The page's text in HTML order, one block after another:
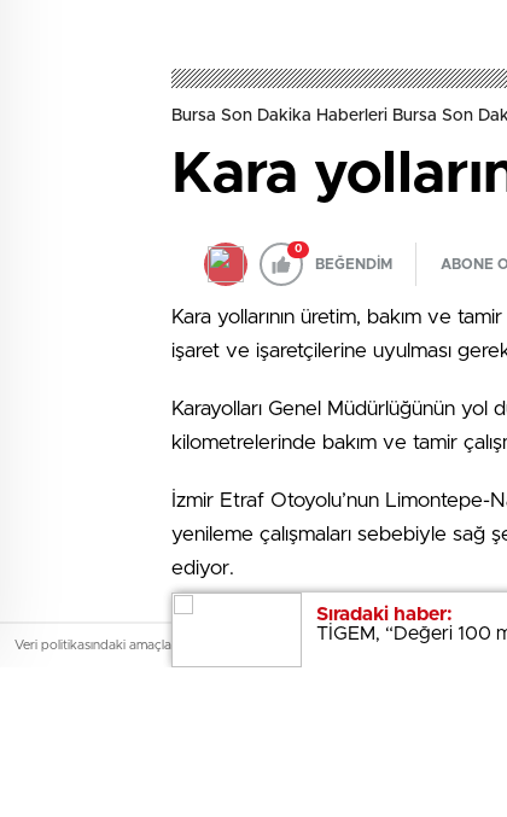
Sıradaki haber:
TİGEM, “Değeri 100
Bursa Son Dakika Haberleri Bursa Son
Kara
0
BEĞENDİM ABONE
Kara yollarının üretim, bakım ve
işaret ve işaretçilerine uyulması
Karayolları Genel Müdürlüğünün yol
kilometrelerinde bakım ve tamir
İzmir Etraf Otoyolu’nun Limontepe-
yenileme çalışmaları sebebiyle sağ
ediyor.
TEM Otoyolu’nun Kandıra Fiyat
Sıradaki haber:
TİGEM, “Değeri 100
Veri politikasındaki amaçlarla sınırlı ve mevzuata uygun şekilde çerez